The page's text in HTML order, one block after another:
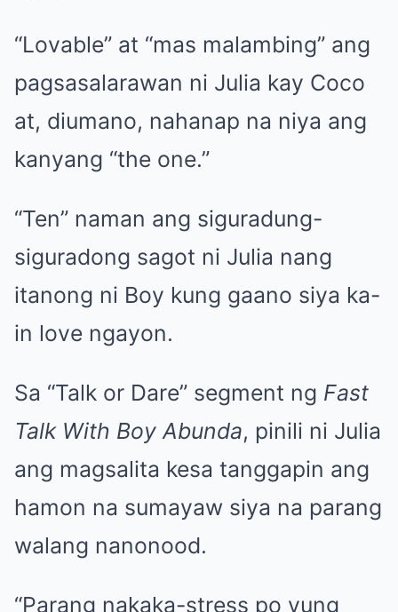
“Lovable” at “mas malambing” ang
pagsasalarawan ni Julia kay Coco
at, diumano, nahanap na niya ang
kanyang “the one.”
“Ten” naman ang siguradung-
siguradong sagot ni Julia nang
itanong ni Boy kung gaano siya ka-
in love ngayon.
Sa “Talk or Dare” segment ng Fast
Talk With Boy Abunda, pinili ni Julia
ang magsalita kesa tanggapin ang
hamon na sumayaw siya na parang
walang nanonood.
“Parang nakaka-stress po yung